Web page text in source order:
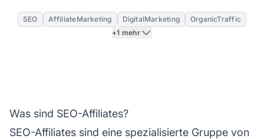
SEO AffiliateMarketing DigitalMarketing
OrganicTraffic
+1 mehr
Was sind SEO-Affiliates?
SEO-Affiliates sind eine spezialisierte Gruppe von